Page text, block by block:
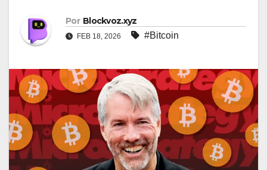
Por Blockvoz.xyz
FEB 18, 2026 #Bitcoin